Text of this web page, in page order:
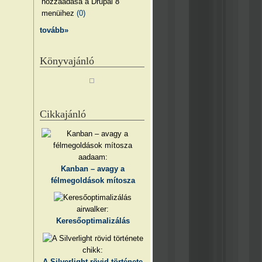
menüihez(0)
tovább»
Könyvajánló
Cikkajánló
aadaam:
Kanban – avagy a
félmegoldások mítosza
airwalker:
Keresőoptimalizálás
chikk: